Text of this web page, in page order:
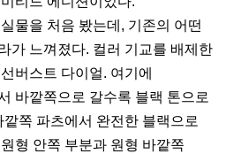
물을 처음 봤는데, 기존의 어떤
가 느껴졌다. 컬러 기교를 배제한
버스트 다이얼. 여기에
바깥쪽으로 갈수록 블랙 톤으로
쪽 파츠에서 완전한 블랙으로
형 안쪽 부분과 원형 바깥쪽